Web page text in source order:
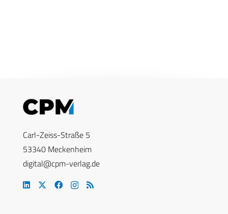
Carl-Zeiss-Straße 5
53340 Meckenheim
digital@cpm-verlag.de